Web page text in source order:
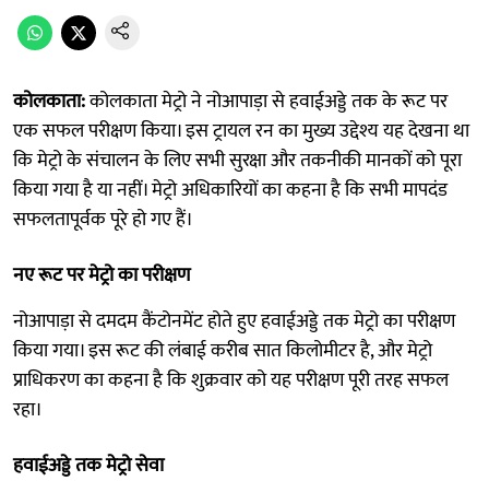
कोलकाता:कोलकाता मेट्रो ने नोआपाड़ा से हवाईअड्डे तक के रूट पर
एक सफल परीक्षण किया। इस ट्रायल रन का मुख्य उद्देश्य यह देखना था
कि मेट्रो के संचालन के लिए सभी सुरक्षा और तकनीकी मानकों को पूरा
किया गया है या नहीं। मेट्रो अधिकारियों का कहना है कि सभी मापदंड
सफलतापूर्वक पूरे हो गए हैं।
नए रूट पर मेट्रो का परीक्षण
नोआपाड़ा से दमदम कैंटोनमेंट होते हुए हवाईअड्डे तक मेट्रो का परीक्षण
किया गया। इस रूट की लंबाई करीब सात किलोमीटर है, और मेट्रो
प्राधिकरण का कहना है कि शुक्रवार को यह परीक्षण पूरी तरह सफल
रहा।
हवाईअड्डे तक मेट्रो सेवा